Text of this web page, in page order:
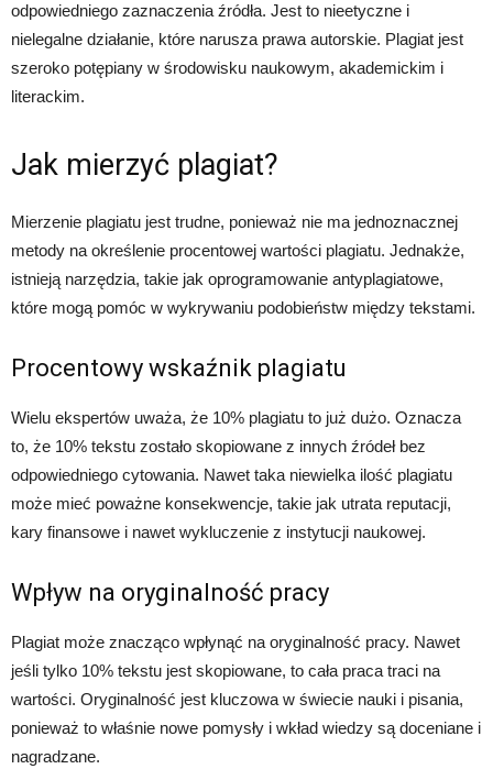
odpowiedniego zaznaczenia źródła. Jest to nieetyczne i
nielegalne działanie, które narusza prawa autorskie. Plagiat jest
szeroko potępiany w środowisku naukowym, akademickim i
literackim.
Jak mierzyć plagiat?
Mierzenie plagiatu jest trudne, ponieważ nie ma jednoznacznej
metody na określenie procentowej wartości plagiatu. Jednakże,
istnieją narzędzia, takie jak oprogramowanie antyplagiatowe,
które mogą pomóc w wykrywaniu podobieństw między tekstami.
Procentowy wskaźnik plagiatu
Wielu ekspertów uważa, że 10% plagiatu to już dużo. Oznacza
to, że 10% tekstu zostało skopiowane z innych źródeł bez
odpowiedniego cytowania. Nawet taka niewielka ilość plagiatu
może mieć poważne konsekwencje, takie jak utrata reputacji,
kary finansowe i nawet wykluczenie z instytucji naukowej.
Wpływ na oryginalność pracy
Plagiat może znacząco wpłynąć na oryginalność pracy. Nawet
jeśli tylko 10% tekstu jest skopiowane, to cała praca traci na
wartości. Oryginalność jest kluczowa w świecie nauki i pisania,
ponieważ to właśnie nowe pomysły i wkład wiedzy są doceniane i
nagradzane.